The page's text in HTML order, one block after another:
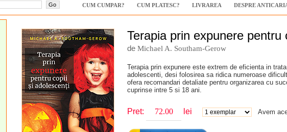
CUM CUMPAR? CUM PLATESC? LIVRAREA DESPRE
Terapia prin expunere pentru
de Michael A. Southam-Gerow
Terapia prin expunere este extrem de eficienta in
adolescenti, desi folosirea sa ridica numeroase
ofera recomandari detaliate pentru organizarea cu
cuprinse intre 5 si 18 ani.
Pret: lei Avem